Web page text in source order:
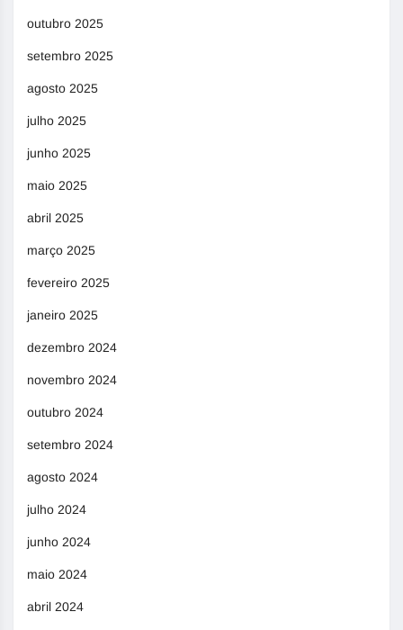
outubro 2025
setembro 2025
agosto 2025
julho 2025
junho 2025
maio 2025
abril 2025
março 2025
fevereiro 2025
janeiro 2025
dezembro 2024
novembro 2024
outubro 2024
setembro 2024
agosto 2024
julho 2024
junho 2024
maio 2024
abril 2024